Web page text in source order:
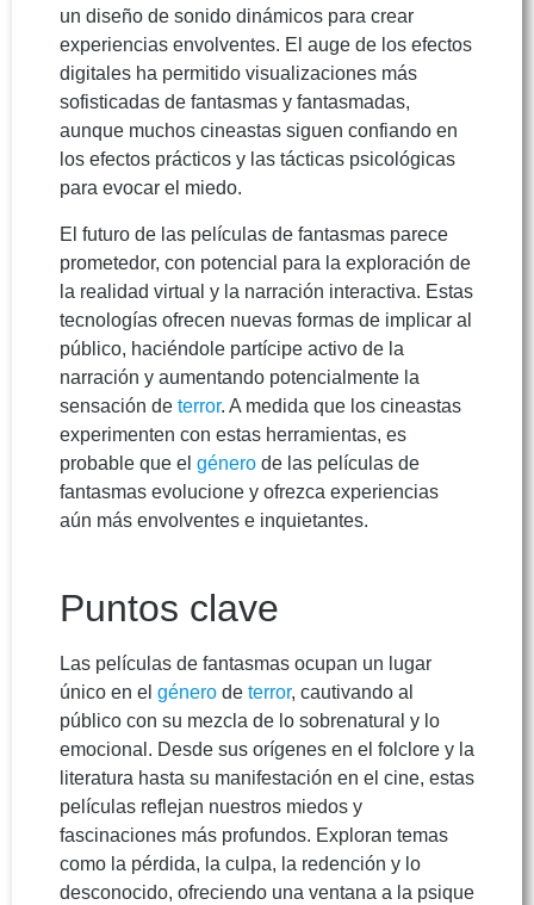
un diseño de sonido dinámicos para crear
experiencias envolventes. El auge de los efectos
digitales ha permitido visualizaciones más
sofisticadas de fantasmas y fantasmadas,
aunque muchos cineastas siguen confiando en
los efectos prácticos y las tácticas psicológicas
para evocar el miedo.
El futuro de las películas de fantasmas parece
prometedor, con potencial para la exploración de
la realidad virtual y la narración interactiva. Estas
tecnologías ofrecen nuevas formas de implicar al
público, haciéndole partícipe activo de la
narración y aumentando potencialmente la
sensación de terror. A medida que los cineastas
experimenten con estas herramientas, es
probable que el género de las películas de
fantasmas evolucione y ofrezca experiencias
aún más envolventes e inquietantes.
Puntos clave
Las películas de fantasmas ocupan un lugar
único en el género de terror, cautivando al
público con su mezcla de lo sobrenatural y lo
emocional. Desde sus orígenes en el folclore y la
literatura hasta su manifestación en el cine, estas
películas reflejan nuestros miedos y
fascinaciones más profundos. Exploran temas
como la pérdida, la culpa, la redención y lo
desconocido, ofreciendo una ventana a la psique